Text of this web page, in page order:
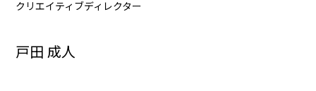
クリエイティブディレクター
戸田 成人